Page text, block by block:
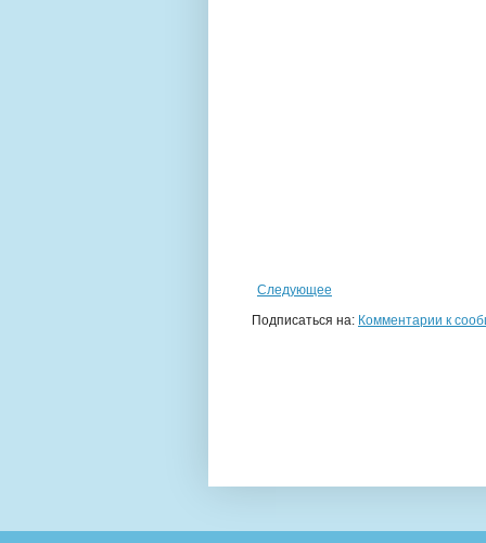
Следующее
Подписаться на: Комментарии к